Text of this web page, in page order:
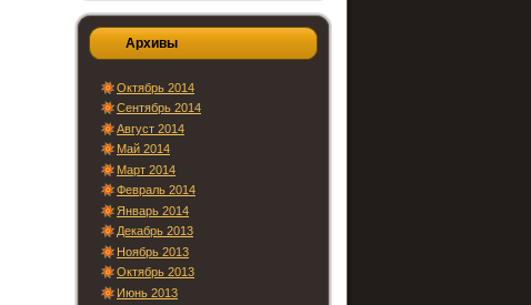
Архивы
Октябрь 2014
Сентябрь 2014
Август 2014
Май 2014
Март 2014
Февраль 2014
Январь 2014
Декабрь 2013
Ноябрь 2013
Октябрь 2013
Июнь 2013